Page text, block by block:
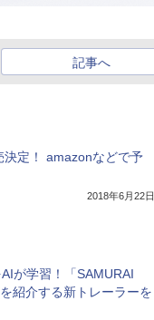
記事へ
決定！ amazonなどで予
2018年6月22日
が学習！「SAMURAI
紹介する新トレーラーを